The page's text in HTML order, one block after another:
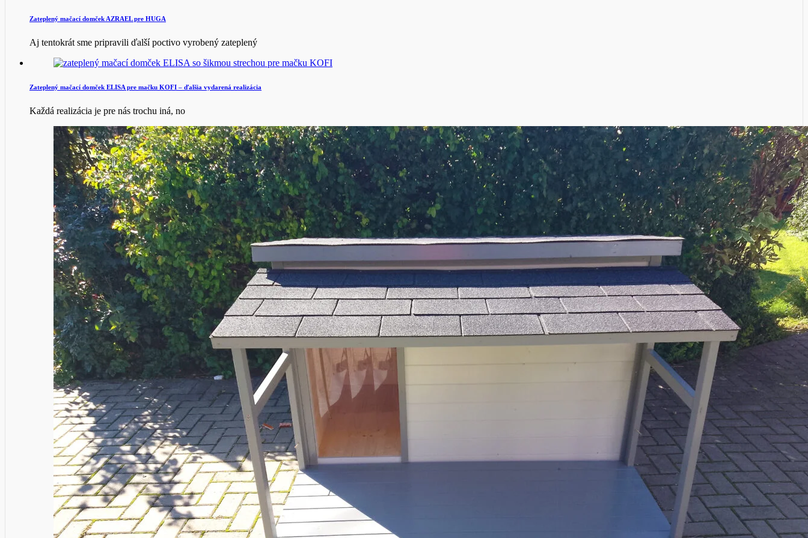
Zateplený mačací domček AZRAEL pre HUGA
Aj tentokrát sme pripravili ďalší poctivo vyrobený zateplený
Zateplený mačací domček ELISA pre mačku KOFI – ďalšia vydarená realizácia
Každá realizácia je pre nás trochu iná, no